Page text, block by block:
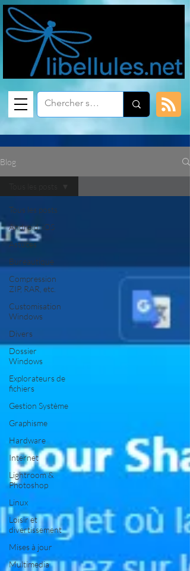
Blog
Tous les posts
Android, iOS
Astuces
Bureautique
Compression
ZIP, RAR, etc.
Customisation
Windows
Divers
Dossier
Windows
Explorateurs de
fichiers
Gestion Système
Graphisme
Hardware
Internet
Lightroom &
Photoshop
Linux
Loisir et
divertissement
Mises à jour
Multimedia